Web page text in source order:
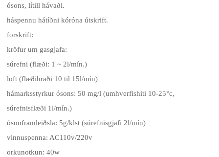
ósons, lítill hávaði.
háspennu hátíðni kóróna útskrift.
forskrift:
kröfur um gasgjafa:
súrefni (flæði: 1 ~ 2l/mín.)
loft (flæðihraði 10 til 15l/mín)
hámarksstyrkur ósons: 50 mg/l (umhverfishiti 10-25°c,
súrefnisflæði 1l/mín.)
ósonframleiðsla: 5g/klst (súrefnisgjafi 2l/mín)
vinnuspenna: AC110v/220v
orkunotkun: 40w